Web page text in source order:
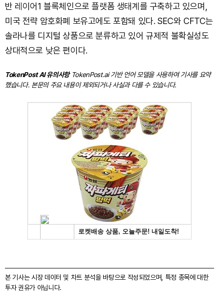
반 레이어1 블록체인으로 플랫폼 생태계를 구축하고 있으며,
미국 전략 암호화폐 보유고에도 포함돼 있다. SEC와 CFTC는
솔라나를 디지털 상품으로 분류하고 있어 규제적 불확실성도
상대적으로 낮은 편이다.
TokenPost AI 유의사항TokenPost.ai 기반 언어 모델을 사용하여 기사를 요약
했습니다. 본문의 주요 내용이 제외되거나 사실과 다를 수 있습니다.
본 기사는 시장 데이터 및 차트 분석을 바탕으로 작성되었으며, 특정 종목에 대한
투자 권유가 아닙니다.